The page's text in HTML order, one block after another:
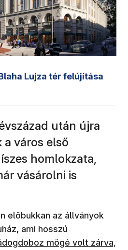
Lujza tér felújítása
után újra
város első
homlokzata,
vásárolni is
előbukkan az állványok
ami hosszú
mögé volt zárva,